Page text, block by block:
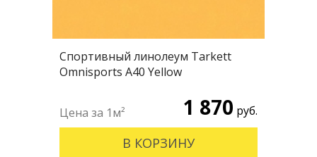
Спортивный линолеум Tarkett
Omnisports А40 Yellow
1 870 руб.
В КОРЗИНУ